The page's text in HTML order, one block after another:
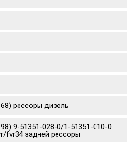
рессоры дизель
9-51351-028-0/1-51351-010-0
fvr34 задней рессоры